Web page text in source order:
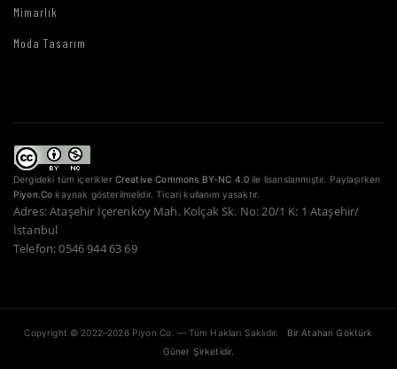
Mimarlık
Moda Tasarım
Dergideki tüm içerikler Creative Commons BY-NC 4.0 ile lisanslanmıştır. Paylaşırken
Piyon.Co kaynak gösterilmelidir. Ticari kullanım yasaktır.
Adres: Ataşehir İçerenköy Mah. Kolçak Sk. No: 20/1 K: 1 Ataşehir/
İstanbul
Telefon: 0546 944 63 69
Copyright © 2022–2026 Piyon Co. — Tüm Hakları Saklıdır.
Bir Atahan Göktürk
Güner Şirketidir.